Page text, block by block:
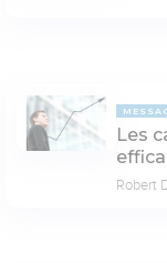
Les
Robert